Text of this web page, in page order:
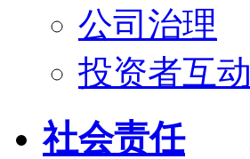
公司治理
投资者互动
社会责任